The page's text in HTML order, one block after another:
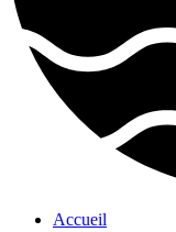
Accueil